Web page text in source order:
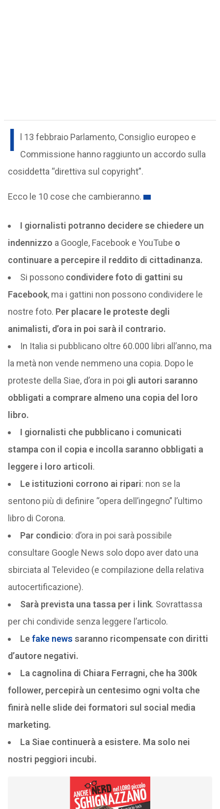
I
l 13 febbraio Parlamento, Consiglio europeo e
Commissione hanno raggiunto un accordo sulla
cosiddetta “direttiva sul copyright”.
Ecco le 10 cose che cambieranno.
I giornalisti potranno decidere se chiedere un
indennizzo a Google, Facebook e YouTube o
continuare a percepire il reddito di cittadinanza.
Si possono condividere foto di gattini su
Facebook, ma i gattini non possono condividere le
nostre foto. Per placare le proteste degli
animalisti, d’ora in poi sarà il contrario.
In Italia si pubblicano oltre 60.000 libri all’anno, ma
la metà non vende nemmeno una copia. Dopo le
proteste della Siae, d’ora in poi gli autori saranno
obbligati a comprare almeno una copia del loro
libro.
I giornalisti che pubblicano i comunicati
stampa con il copia e incolla saranno obbligati a
leggere i loro articoli.
Le istituzioni corrono ai ripari: non se la
sentono più di definire “opera dell’ingegno” l’ultimo
libro di Corona.
Par condicio: d’ora in poi sarà possibile
consultare Google News solo dopo aver dato una
sbirciata al Televideo (e compilazione della relativa
autocertificazione).
Sarà prevista una tassa per i link. Sovrattassa
per chi condivide senza leggere l’articolo.
Lefake news saranno ricompensate con diritti
d’autore negativi.
La cagnolina di Chiara Ferragni, che ha 300k
follower, percepirà un centesimo ogni volta che
finirà nelle slide dei formatori sul social media
marketing.
La Siae continuerà a esistere. Ma solo nei
nostri peggiori incubi.